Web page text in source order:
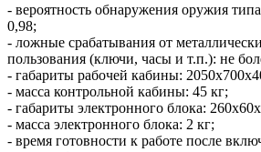
- вероятность обнаружения оружия
0,98;
- ложные срабатывания от
пользования (ключи, часы и т.п.): не
- габариты рабочей кабины:
- масса контрольной кабины: 45 кг;
- габариты электронного блока:
- масса электронного блока: 2 кг;
- время готовности к работе после